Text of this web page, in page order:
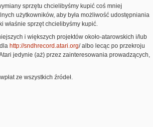
sprzętu chcielibyśmy kupić coś mniej
użytkowników, aby była możliwość udostępniania
właśnie sprzęt chcielibyśmy kupić.
i większych projektów około-atarowskich i/lub
http://sndhrecord.atari.org/ albo lecąc po przekroju
jedynie (aż) przez zainteresowania prowadzących,
ze wszystkich źródeł.